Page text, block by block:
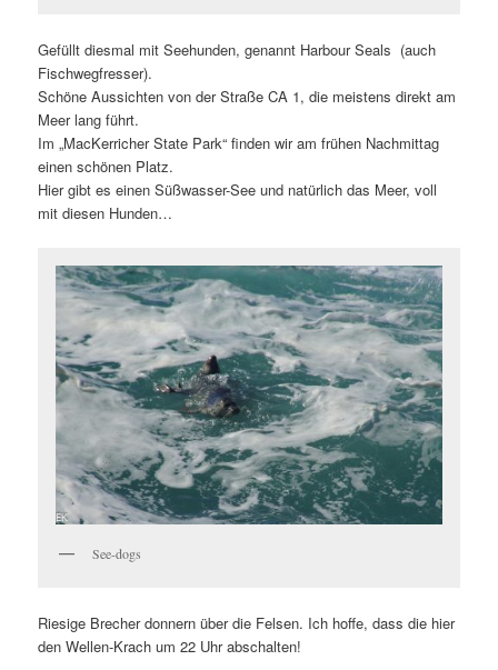
Gefüllt diesmal mit Seehunden, genannt Harbour Seals (auch
Fischwegfresser).
Schöne Aussichten von der Straße CA 1, die meistens direkt am
Meer lang führt.
Im „MacKerricher State Park“ finden wir am frühen Nachmittag
einen schönen Platz.
Hier gibt es einen Süßwasser-See und natürlich das Meer, voll
mit diesen Hunden…
See-dogs
Riesige Brecher donnern über die Felsen. Ich hoffe, dass die hier
den Wellen-Krach um 22 Uhr abschalten!